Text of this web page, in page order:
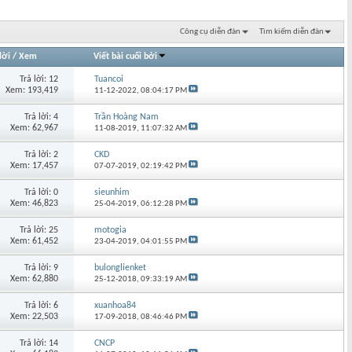
Công cụ diễn đàn Tìm kiếm diễn đàn
/ Xem Viết bài cuối bởi
Trả lời: 12
Xem: 193,419
Tuancoi
11-12-2022,08:04:17 PM
Trả lời: 4
Xem: 62,967
Trần Hoàng Nam
11-08-2019, 11:07:32 AM
Trả lời: 2
Xem: 17,457
CKD
07-07-2019,02:19:42 PM
Trả lời: 0
Xem: 46,823
sieunhim
25-04-2019,06:12:28 PM
Trả lời: 25
Xem: 61,452
motogia
23-04-2019,04:01:55 PM
Trả lời: 9
Xem: 62,880
bulonglienket
25-12-2018,09:33:19 AM
Trả lời: 6
Xem: 22,503
xuanhoa84
17-09-2018,08:46:46 PM
Trả lời: 14
CNCP